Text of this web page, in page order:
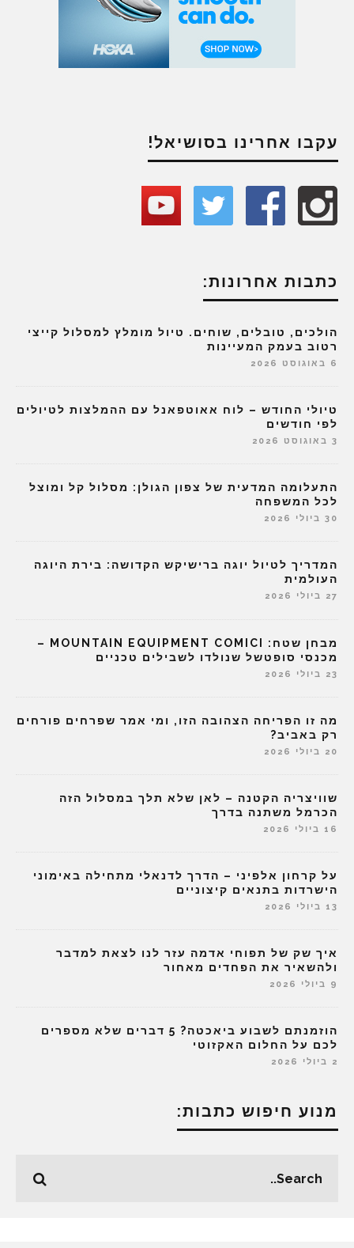
עקבו אחרינו בסושיאל!
כתבות אחרונות:
הולכים, טובלים, שוחים. טיול מומלץ למסלול קייצי
רטוב בעמק המעיינות
6 באוגוסט 2026
טיולי החודש – לוח אאוטפאנל עם ההמלצות לטיולים
לפי חודשים
3 באוגוסט 2026
התעלומה המדעית של צפון הגולן: מסלול קל ומוצל
לכל המשפחה
30 ביולי 2026
המדריך לטיול יוגה ברישיקש הקדושה: בירת היוגה
העולמית
27 ביולי 2026
מבחן שטח: MOUNTAIN EQUIPMENT COMICI –
מכנסי סופטשל שנולדו לשבילים טכניים
23 ביולי 2026
מה זו הפריחה הצהובה הזו, ומי אמר שפרחים פורחים
רק באביב?
20 ביולי 2026
שוויצריה הקטנה – לאן שלא תלך במסלול הזה
הכרמל משתנה בדרך
16 ביולי 2026
על קרחון אלפיני – הדרך לדנאלי מתחילה באימוני
הישרדות בתנאים קיצוניים
13 ביולי 2026
איך שק של תפוחי אדמה עזר לנו לצאת למדבר
ולהשאיר את הפחדים מאחור
9 ביולי 2026
הוזמנתם לשבוע ביאכטה? 5 דברים שלא מספרים
לכם על החלום האקזוטי
2 ביולי 2026
מנוע חיפוש כתבות: